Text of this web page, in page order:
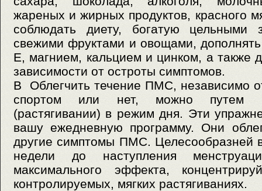
жареных и жирных продуктов, красного
соблюдать диету, богатую цельными
свежими фруктами и овощами,
Е, магнием, кальцием и цинком, а также
зависимости от остроты симптомов.
В Облегчить течение ПМС, независимо
спортом или нет, можно путем
(растягивании) в режим дня. Эти
вашу ежедневную программу. Они
другие симптомы ПМС. Целесообразней
недели до наступления
максимального эффекта,
контролируемых, мягких растягиваниях.